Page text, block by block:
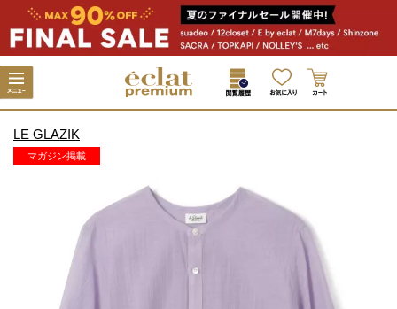
LE GLAZIK
マガジン掲載